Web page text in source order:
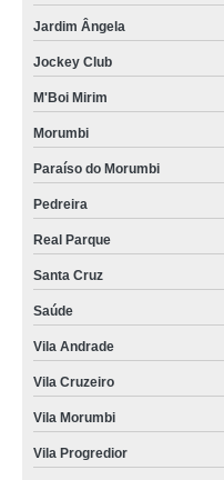
Jardim Ângela
Jockey Club
M'Boi Mirim
Morumbi
Paraíso do Morumbi
Pedreira
Real Parque
Santa Cruz
Saúde
Vila Andrade
Vila Cruzeiro
Vila Morumbi
Vila Progredior